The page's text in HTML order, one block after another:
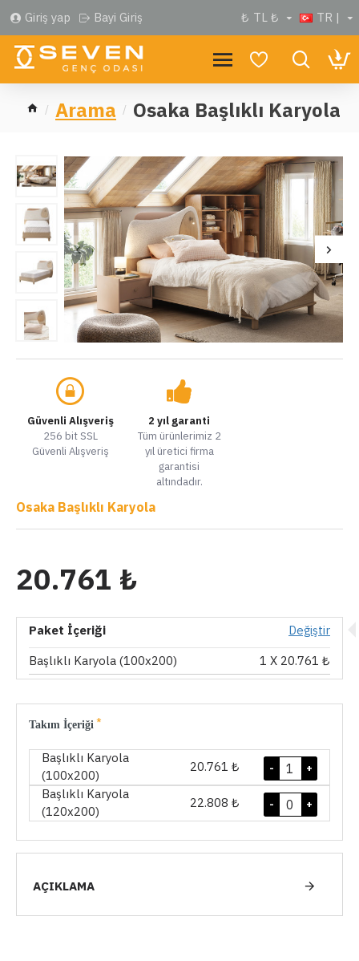
Giriş yap Bayi Giriş ₺ TL ₺ TR |
Arama Osaka Başlıklı Karyola
Güvenli Alışveriş
256 bit SSL
Güvenli Alışveriş
2 yıl garanti
Tüm ürünlerimiz 2
yıl üretici firma
garantisi
altındadır.
Osaka Başlıklı Karyola
20.761 ₺
Paket İçeriği
Değiştir
Başlıklı Karyola (100x200)
1 X 20.761 ₺
Takım İçeriği
Başlıklı Karyola
(100x200)
20.761 ₺ +
-
Başlıklı Karyola
(120x200)
22.808 ₺ +
-
AÇIKLAMA